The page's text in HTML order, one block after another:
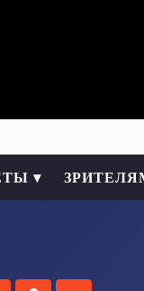
▾